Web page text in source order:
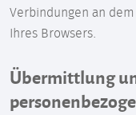
Verbindungen an
Ihres Browsers.
Übermittlung